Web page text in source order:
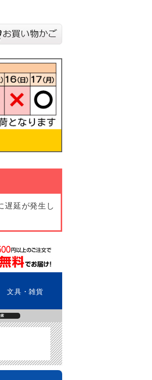
遅延が発生し
文具・雑貨